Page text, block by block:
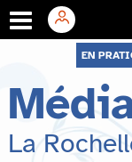
menu
contenu
recherche
EN
La